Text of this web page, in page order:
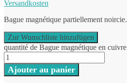
Versandkosten
Bague magnétique partiellement noircie.
Zur Wunschliste hinzufügen
quantité de Bague magnétique en cuivre
Ajouter au panier